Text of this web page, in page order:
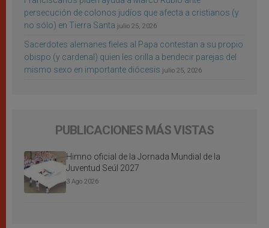
persecución de colonos judíos que afecta a cristianos (y
no sólo) en Tierra Santa julio 25, 2026
Sacerdotes alemanes fieles al Papa contestan a su propio
obispo (y cardenal) quien les orilla a bendecir parejas del
mismo sexo en importante diócesis julio 25, 2026
PUBLICACIONES MÁS VISTAS
Himno oficial de la Jornada Mundial de la
Juventud Seúl 2027
3 Ago 2026